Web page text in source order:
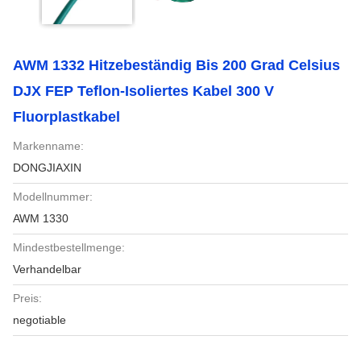
AWM 1332 Hitzebeständig Bis 200 Grad Celsius
DJX FEP Teflon-Isoliertes Kabel 300 V
Fluorplastkabel
Markenname:
DONGJIAXIN
Modellnummer:
AWM 1330
Mindestbestellmenge:
Verhandelbar
Preis:
negotiable